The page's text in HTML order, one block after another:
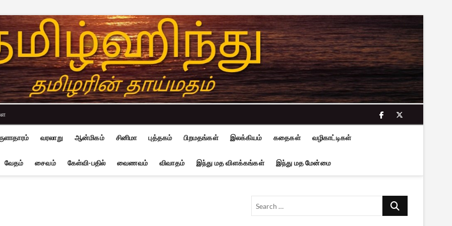
facebook
twitter
வரலாறு ஆன்மிகம் சினிமா புத்தகம் பிறமதங்கள் இலக்கியம் கதைகள் வழிகாட்டிகள்
வேதம் சைவம் கேள்வி-பதில் வைணவம் விவாதம் இந்து மத விளக்கங்கள் இந்து மத மேன்மை
Search